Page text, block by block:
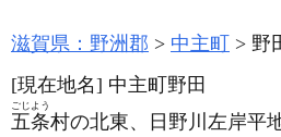
滋賀県：野洲郡 中主町
野
[現在地名] 中主町野田
五条
ごじよう
村の北東、日野川左岸平